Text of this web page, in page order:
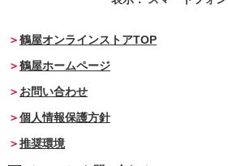
鶴屋オンラインストアTOP
鶴屋ホームページ
お問い合わせ
個人情報保護方針
推奨環境